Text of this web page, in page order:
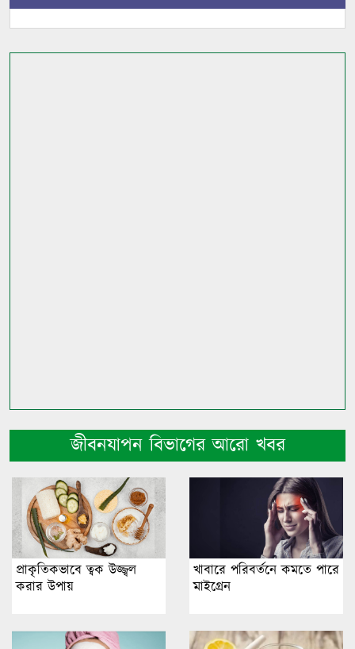
জীবনযাপন বিভাগের আরো খবর
প্রাকৃতিকভাবে ত্বক উজ্জ্বল
করার উপায়
খাবারে পরিবর্তনে কমতে পারে
মাইগ্রেন